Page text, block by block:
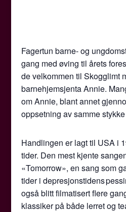
Fagertun barne- og
gang med øving til årets
de velkommen til Skogglimt
barnehjemsjenta Annie.
om Annie, blant annet
oppsetning av samme
Handlingen er lagt til USA i
tider. Den mest kjente
«Tomorrow», en sang som
tider i depresjonstidens
også blitt filmatisert flere
klassiker på både lerret og